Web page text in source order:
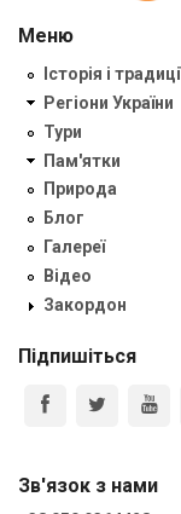
Меню
Історія і
Регіони України
Тури
Пам'ятки
Природа
Блог
Галереї
Відео
Закордон
Підпишіться
Зв'язок з нами